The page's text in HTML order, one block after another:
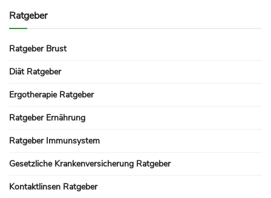
Ratgeber
Ratgeber Brust
Diät Ratgeber
Ergotherapie Ratgeber
Ratgeber Ernährung
Ratgeber Immunsystem
Gesetzliche Krankenversicherung Ratgeber
Kontaktlinsen Ratgeber